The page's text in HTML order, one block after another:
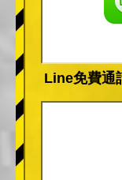
Line免費通